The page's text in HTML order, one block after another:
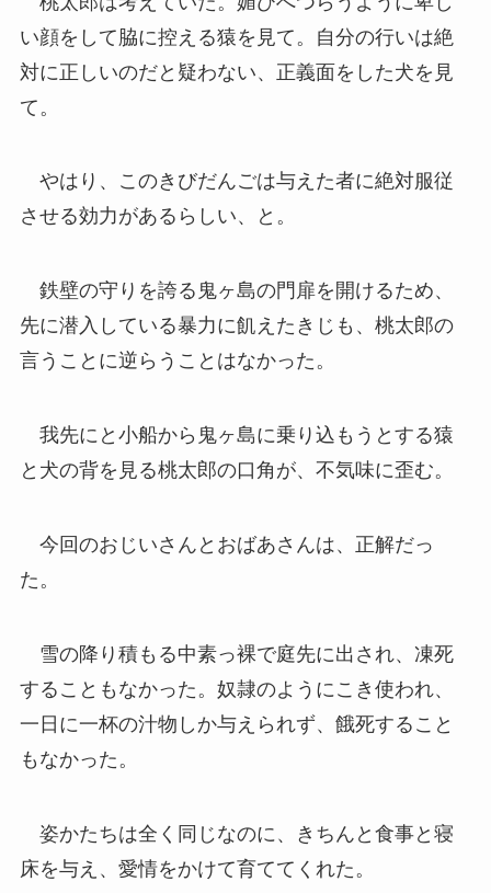
い顔をして脇に控える猿を見て。自分の行いは絶
対に正しいのだと疑わない、正義面をした犬を見
て。
やはり、このきびだんごは与えた者に絶対服従
させる効力があるらしい、と。
鉄壁の守りを誇る鬼ヶ島の門扉を開けるため、
先に潜入している暴力に飢えたきじも、桃太郎の
言うことに逆らうことはなかった。
我先にと小船から鬼ヶ島に乗り込もうとする猿
と犬の背を見る桃太郎の口角が、不気味に歪む。
今回のおじいさんとおばあさんは、正解だっ
た。
雪の降り積もる中素っ裸で庭先に出され、凍死
することもなかった。奴隷のようにこき使われ、
一日に一杯の汁物しか与えられず、餓死すること
もなかった。
姿かたちは全く同じなのに、きちんと食事と寝
床を与え、愛情をかけて育ててくれた。